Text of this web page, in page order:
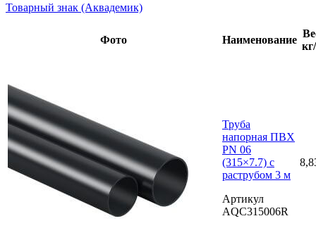
Товарный знак (Аквадемик)
Фото Наименование
Труба
напорная ПВХ
PN 06
(315×7.7) с
раструбом 3 м
Артикул
AQC315006R